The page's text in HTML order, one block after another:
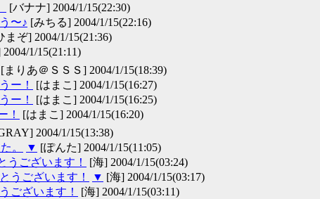
[バナナ] 2004/1/15(22:30)
〜♪ [みちる] 2004/1/15(22:16)
まぞ] 2004/1/15(21:36)
1/15(21:11)
[まりあ＠ＳＳＳ] 2004/1/15(18:39)
ー！
[はまこ] 2004/1/15(16:27)
ー！
[はまこ] 2004/1/15(16:25)
！ [はまこ] 2004/1/15(16:20)
2004/1/15(13:38)
。 ▼ [ぽんた] 2004/1/15(11:05)
うございます！
[海] 2004/1/15(03:24)
うございます！ ▼ [海] 2004/1/15(03:17)
ございます！
[海] 2004/1/15(03:11)